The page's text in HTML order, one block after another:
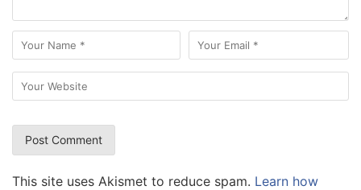
This site uses Akismet to reduce spam. Learn how